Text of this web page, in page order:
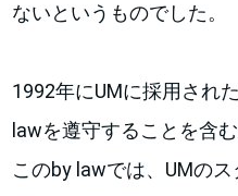
ないというものでした。
1992年にUMに採用され
lawを遵守することを含
このby lawでは、UMの